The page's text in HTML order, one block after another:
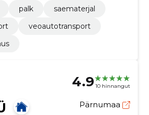
palk
saematerjal
veoautotransport
4.9 10 hinnangut
Pärnumaa